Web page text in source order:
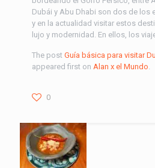
Dubái y Abu Dhabi son dos de los
y en la actualidad visitar estos
lujo y modernidad. En ellos, los
The post Guía básica para visitar
appeared first on Alan x el Mundo
0